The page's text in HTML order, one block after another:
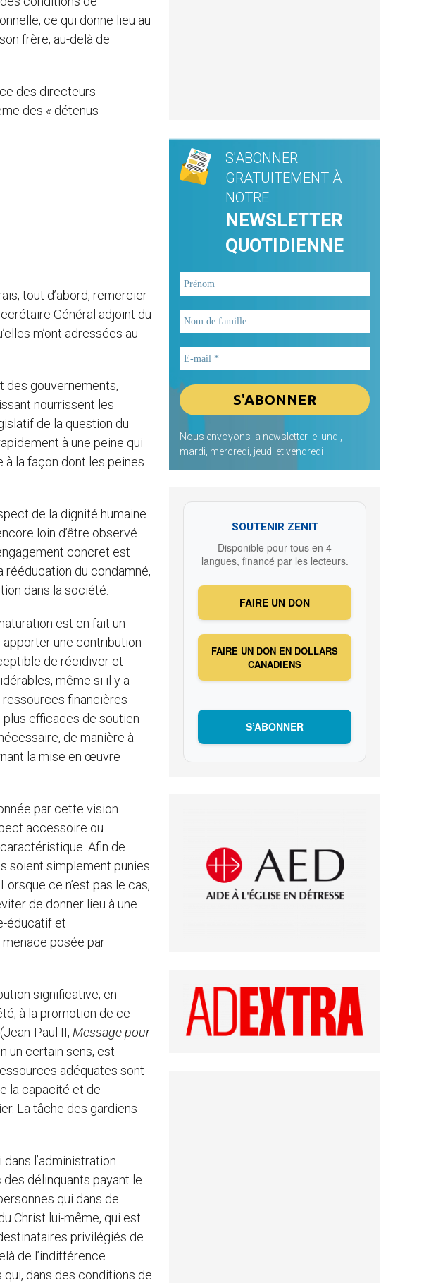
ce qui donne lieu au
frère, au-delà de
des directeurs
des « détenus
tout d’abord, remercier
Général adjoint du
m’ont adressées au
des gouvernements,
nourrissent les
de la question du
à une peine qui
la façon dont les peines
de la dignité humaine
loin d’être observé
concret est
du condamné,
dans la société.
est en fait un
apporter une contribution
de récidiver et
même si il y a
ressources financières
plus efficaces de soutien
de manière à
la mise en œuvre
par cette vision
accessoire ou
Afin de
soient simplement punies
ce n’est pas le cas,
de donner lieu à une
éducatif et
posée par
significative, en
à la promotion de ce
Paul II, Message pour
un certain sens, est
adéquates sont
la capacité et de
La tâche des gardiens
l’administration
délinquants payant le
qui dans de
Christ lui-même, qui est
privilégiés de
de l’indifférence
dans des conditions de
S'ABONNER
GRATUITEMENT À
NOTRE
NEWSLETTER
QUOTIDIENNE
Nous envoyons la newsletter le lundi,
mardi, mercredi, jeudi et vendredi
SOUTENIR ZENIT
Disponible pour tous en 4
langues, financé par les lecteurs.
FAIRE UN DON
FAIRE UN DON EN DOLLARS
CANADIENS
S’ABONNER